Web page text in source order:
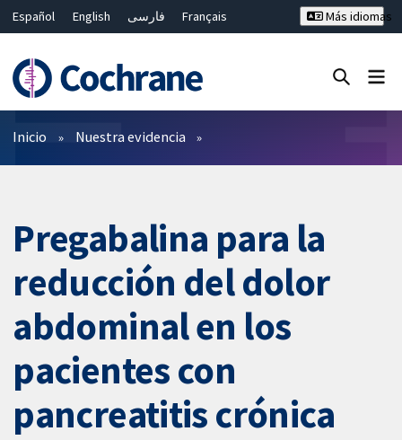
Español English فارسی
Français
Bahasa Malaysia
ไทย 繁體中文
Más idiomas
Filtros
Inicio Nuestra evidencia
Pregabalina para la
reducción del dolor
abdominal en los
pacientes con
pancreatitis crónica